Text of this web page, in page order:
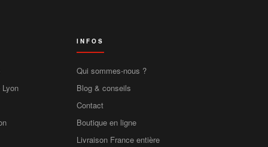
INFOS
Qui sommes-nous ?
Blog & conseils
Contact
Boutique en ligne
Livraison France entière